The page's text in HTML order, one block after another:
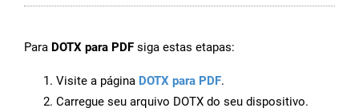
Para DOTX para PDF siga estas etapas:
Visite a página DOTX para PDF.
Carregue seu arquivo DOTX do seu dispositivo.